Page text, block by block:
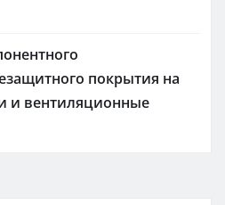
покрытия на
и вентиляционные